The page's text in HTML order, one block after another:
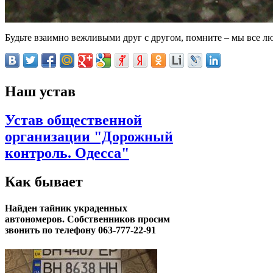
Будьте взаимно вежливыми друг с другом, помните – мы все
Наш устав
Устав общественной
организации "Дорожный
контроль. Одесса"
Как бывает
Найден тайник украденных
автономеров. Собственников просим
звонить по телефону 063-777-22-91